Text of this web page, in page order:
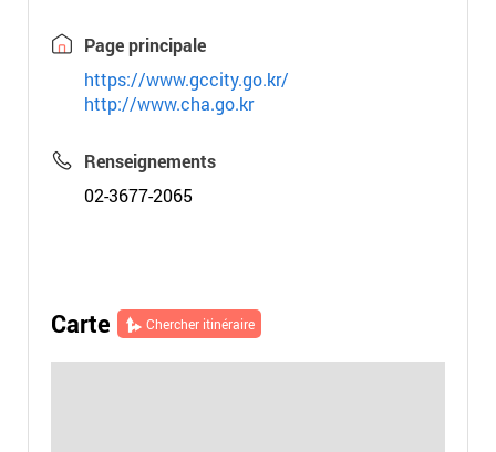
Page principale
https://www.gccity.go.kr/
http://www.cha.go.kr
Renseignements
02-3677-2065
Carte Chercher itinéraire